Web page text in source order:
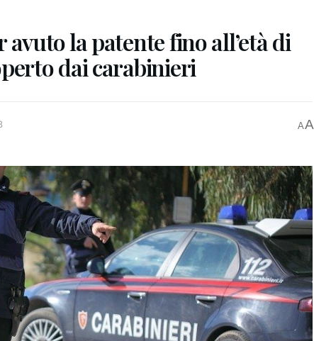
avuto la patente fino all’età di
dai carabinieri
AA